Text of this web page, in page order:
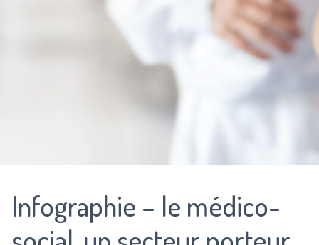
Infographie – le médico-